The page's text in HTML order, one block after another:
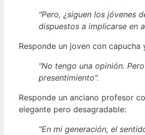
"Pero, ¿siguen los jóvenes
dispuestos a implicarse en
Responde un joven con capucha
"No tengo una opinión.
presentimiento".
Responde un anciano profesor
elegante pero desagradable:
"En mi generación, el